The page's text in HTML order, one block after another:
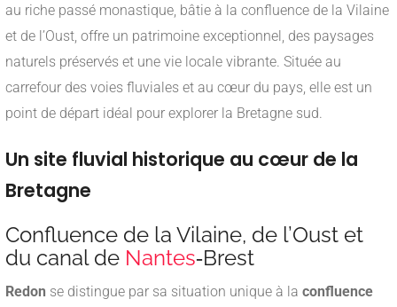
au riche passé monastique, bâtie à la confluence de la Vilaine
et de l’Oust, offre un patrimoine exceptionnel, des paysages
naturels préservés et une vie locale vibrante. Située au
carrefour des voies fluviales et au cœur du pays, elle est un
point de départ idéal pour explorer la Bretagne sud.
Un site fluvial historique au cœur de la
Bretagne
Confluence de la Vilaine, de l’Oust et
du canal de Nantes‑Brest
Redon se distingue par sa situation unique à la confluence